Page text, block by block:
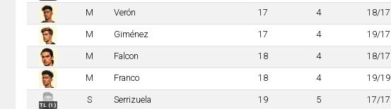
M Verón 17 4 18/17
M Giménez 17 4 19/17
M Falcon 18 4 18/17
M Franco 18 4 19/19
TL (1)
S Serrizuela 19 5 17/17